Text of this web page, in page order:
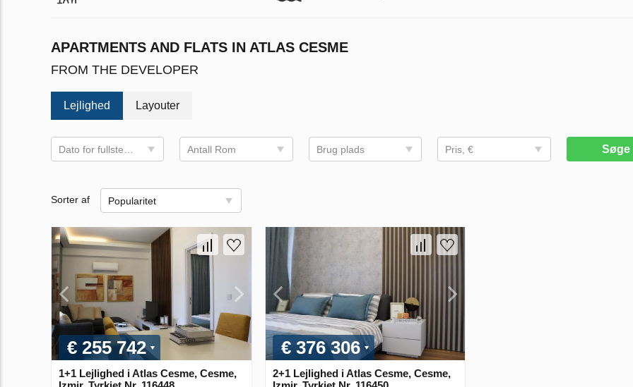
APARTMENTS AND FLATS IN ATLAS CESME
FROM THE DEVELOPER
Lejlighed Layouter
Antall Rom Brug plads Pris, € Søge
Sorter af Popularitet
€ 255 742
1+1 Lejlighed i Atlas Cesme, Cesme,
€ 376 306
2+1 Lejlighed i Atlas Cesme, Cesme,